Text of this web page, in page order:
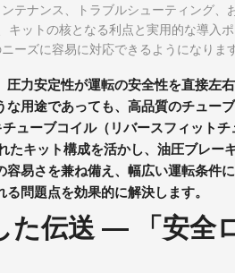
テナンス、トラブルシューティング、
ットの核となる利点と実用的な導入
ーズに容易に対応できるようになります
力安定性が運転の安全性を直接左
用途であっても、高品質のチュー
ューブコイル（リバースフィットチ
たキット構成を活かし、油圧ブレー
易さを兼ね備え、幅広い運転条件
問題点を効果的に解決します。
た伝送 ― 「安全